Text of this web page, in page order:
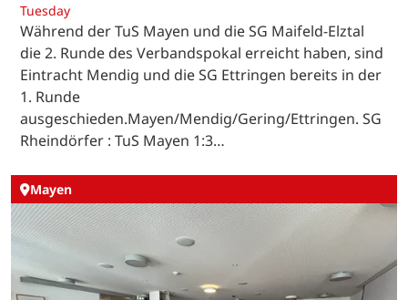
Tuesday
Während der TuS Mayen und die SG Maifeld-Elztal
die 2. Runde des Verbandspokal erreicht haben, sind
Eintracht Mendig und die SG Ettringen bereits in der
1. Runde
ausgeschieden.Mayen/Mendig/Gering/Ettringen. SG
Rheindörfer : TuS Mayen 1:3…
Mayen